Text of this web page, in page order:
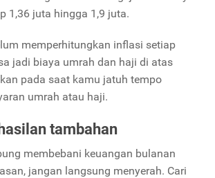
1,36 juta hingga 1,9 juta.
memperhitungkan inflasi setiap
jadi biaya umrah dan haji di atas
pada saat kamu jatuh tempo
umrah atau haji.
tambahan
membebani keuangan bulanan
jangan langsung menyerah. Cari